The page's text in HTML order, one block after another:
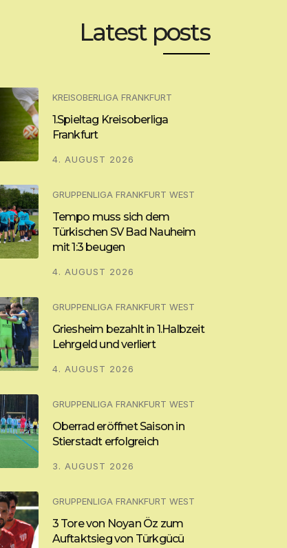
Latest posts
KREISOBERLIGA FRANKFURT
1.Spieltag Kreisoberliga
Frankfurt
4. AUGUST 2026
GRUPPENLIGA FRANKFURT WEST
Tempo muss sich dem
Türkischen SV Bad Nauheim
mit 1:3 beugen
4. AUGUST 2026
GRUPPENLIGA FRANKFURT WEST
Griesheim bezahlt in 1.Halbzeit
Lehrgeld und verliert
4. AUGUST 2026
GRUPPENLIGA FRANKFURT WEST
Oberrad eröffnet Saison in
Stierstadt erfolgreich
3. AUGUST 2026
GRUPPENLIGA FRANKFURT WEST
3 Tore von Noyan Öz zum
Auftaktsieg von Türkgücü